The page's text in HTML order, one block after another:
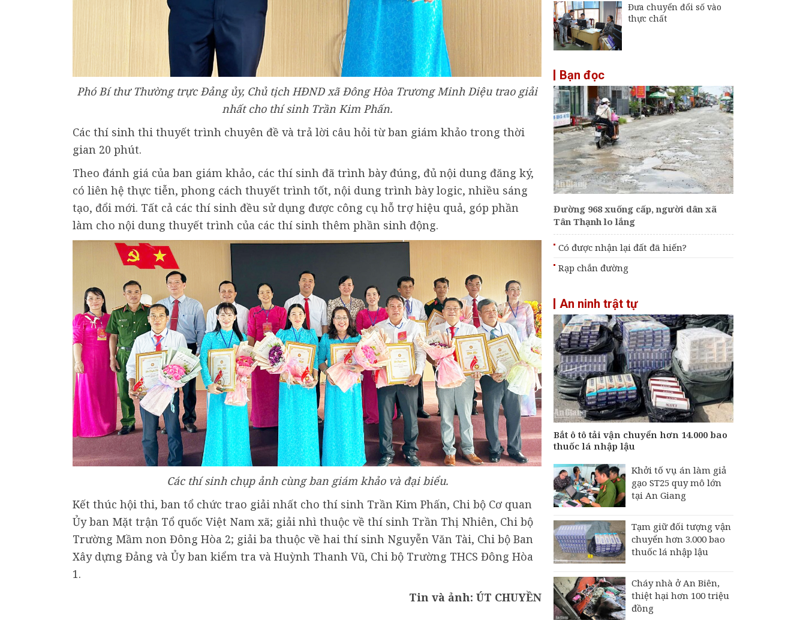
Phó Bí thư Thường trực Đảng ủy, Chủ tịch HĐND xã Đông Hòa Trương Minh Diệu trao giải
nhất cho thí sinh Trần Kim Phấn.
Các thí sinh thi thuyết trình chuyên đề và trả lời câu hỏi từ ban giám khảo trong thời
gian 20 phút.
Theo đánh giá của ban giám khảo, các thí sinh đã trình bày đúng, đủ nội dung đăng ký,
có liên hệ thực tiễn, phong cách thuyết trình tốt, nội dung trình bày logic, nhiều sáng
tạo, đổi mới. Tất cả các thí sinh đều sử dụng được công cụ hỗ trợ hiệu quả, góp phần
làm cho nội dung thuyết trình của các thí sinh thêm phần sinh động.
Các thí sinh chụp ảnh cùng ban giám khảo và đại biểu.
Kết thúc hội thi, ban tổ chức trao giải nhất cho thí sinh Trần Kim Phấn, Chi bộ Cơ quan
Ủy ban Mặt trận Tổ quốc Việt Nam xã; giải nhì thuộc về thí sinh Trần Thị Nhiên, Chi bộ
Trường Mầm non Đông Hòa 2; giải ba thuộc về hai thí sinh Nguyễn Văn Tài, Chi bộ Ban
Xây dựng Đảng và Ủy ban kiểm tra và Huỳnh Thanh Vũ, Chi bộ Trường THCS Đông Hòa
1.
Tin và ảnh: ÚT CHUYỀN
Đưa chuyển đổi số vào
thực chất
Bạn đọc
Đường 968 xuống cấp, người dân xã
Tân Thạnh lo lắng
Có được nhận lại đất đã hiến?
Rạp chắn đường
An ninh trật tự
Bắt ô tô tải vận chuyển hơn 14.000 bao
thuốc lá nhập lậu
Khởi tố vụ án làm giả
gạo ST25 quy mô lớn
tại An Giang
Tạm giữ đối tượng vận
chuyển hơn 3.000 bao
thuốc lá nhập lậu
Cháy nhà ở An Biên,
thiệt hại hơn 100 triệu
đồng